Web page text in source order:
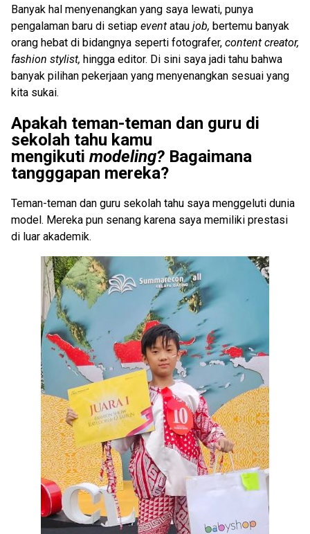
Banyak hal menyenangkan yang saya lewati, punya
pengalaman baru di setiap event atau job, bertemu banyak
orang hebat di bidangnya seperti fotografer, content creator,
fashion stylist, hingga editor. Di sini saya jadi tahu bahwa
banyak pilihan pekerjaan yang menyenangkan sesuai yang
kita sukai.
Apakah teman-teman dan guru di
sekolah tahu kamu
mengikuti modeling? Bagaimana
tangggapan mereka?
Teman-teman dan guru sekolah tahu saya menggeluti dunia
model. Mereka pun senang karena saya memiliki prestasi
di luar akademik.